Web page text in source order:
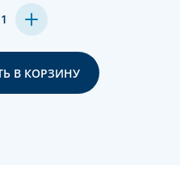
1
MENGE
VON
UNDEFINED
В КОРЗИНУ